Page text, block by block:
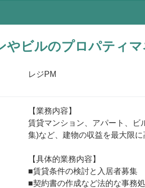
やビルのプロパティ
レジPM
【業務内容】
賃貸マンション、アパート、ビ
集)など、建物の収益を最大限
【具体的業務内容】
■賃貸条件の検討と入居者募集
■契約書の作成など法的な事務